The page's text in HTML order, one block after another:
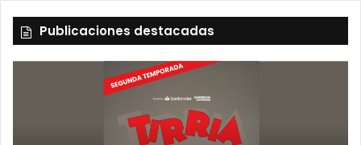
Publicaciones destacadas